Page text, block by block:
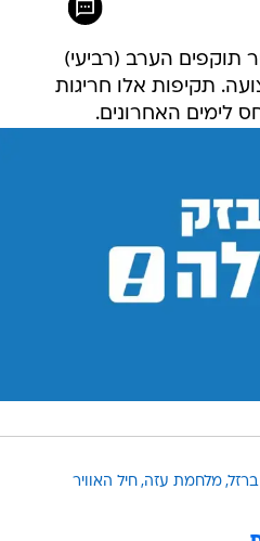
תוקפים הערב (רביעי)
תקיפות אלו חריגות
לימים האחרונים.
מלחמת עזה חיל האוויר